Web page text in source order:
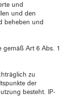
und
und den
beheben und
gemäß Art 6 Abs. 1
zu
der
besteht. IP-